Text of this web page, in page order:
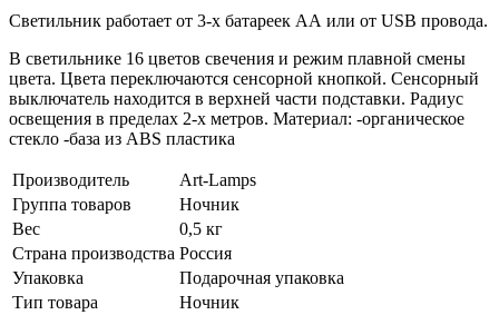
Светильник работает от 3-х батареек АА или от USB провода.
В светильнике 16 цветов свечения и режим плавной смены
цвета. Цвета переключаются сенсорной кнопкой. Сенсорный
выключатель находится в верхней части подставки. Радиус
освещения в пределах 2-х метров. Материал: -органическое
стекло -база из ABS пластика
Производитель
Art-Lamps
Группа товаров
Ночник
Вес
0,5 кг
Страна производства Россия
Упаковка
Подарочная упаковка
Тип товара
Ночник